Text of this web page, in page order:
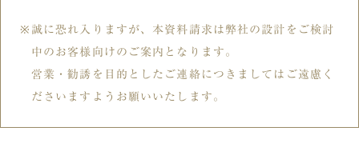
誠に恐れ入りますが、本資料請求は弊社の設計をご検討
中のお客様向けのご案内となります。
営業・勧誘を目的としたご連絡につきましてはご遠慮く
ださいますようお願いいたします。